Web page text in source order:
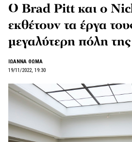
Ο Brad Pitt και ο
εκθέτουν τα έργα
μεγαλύτερη πόλη
ΙΩΑΝΝΑ ΘΩΜΑ
19/11/2022, 19:30